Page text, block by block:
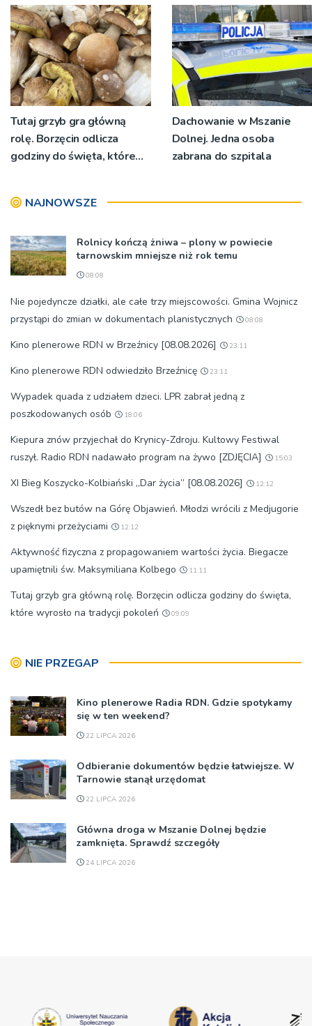
Tutaj grzyb gra główną
rolę. Borzęcin odlicza
godziny do święta, które
Dachowanie w Mszanie
Dolnej. Jedna osoba
zabrana do szpitala
NAJNOWSZE
Rolnicy kończą żniwa – plony w powiecie
tarnowskim mniejsze niż rok temu
08:08
Nie pojedyncze działki, ale całe trzy miejscowości. Gmina Wojnicz
przystąpi do zmian w dokumentach planistycznych
08:08
Kino plenerowe RDN w Brzeźnicy [08.08.2026] 23:11
Kino plenerowe RDN odwiedziło Brzeźnicę 23:11
Wypadek quada z udziałem dzieci. LPR zabrał jedną z
poszkodowanych osób
18:06
Kiepura znów przyjechał do Krynicy-Zdroju. Kultowy Festiwal
ruszył. Radio RDN nadawało program na żywo [ZDJĘCIA]
15:03
XI Bieg Koszycko-Kolbiański „Dar życia” [08.08.2026] 12:12
Wszedł bez butów na Górę Objawień. Młodzi wrócili z Medjugorie
z pięknymi przeżyciami
12:12
Aktywność fizyczna z propagowaniem wartości życia. Biegacze
upamiętnili św. Maksymiliana Kolbego
11:11
Tutaj grzyb gra główną rolę. Borzęcin odlicza godziny do święta,
które wyrosło na tradycji pokoleń
09:09
NIE PRZEGAP
Kino plenerowe Radia RDN. Gdzie spotykamy
się w ten weekend?
22 LIPCA 2026
Odbieranie dokumentów będzie łatwiejsze. W
Tarnowie stanął urzędomat
22 LIPCA 2026
Główna droga w Mszanie Dolnej będzie
zamknięta. Sprawdź szczegóły
24 LIPCA 2026